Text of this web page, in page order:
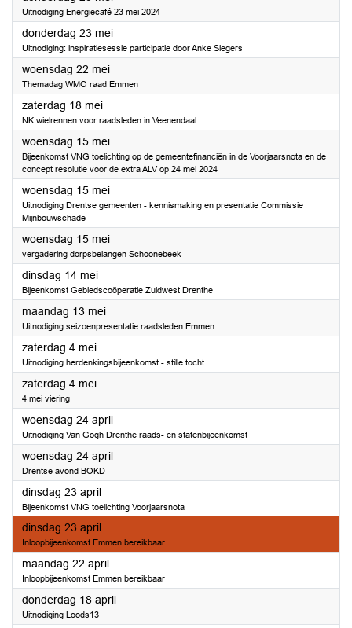
Uitnodiging Energiecafé 23 mei 2024
donderdag 23 mei2024
Uitnodiging: inspiratiesessie participatie door Anke Siegers
woensdag 22 mei2024
Themadag WMO raad Emmen
zaterdag 18 mei2024
NK wielrennen voor raadsleden in Veenendaal
woensdag 15 mei2024
Bijeenkomst VNG toelichting op de gemeentefinanciën in de Voorjaarsnota en de
concept resolutie voor de extra ALV op 24 mei 2024
woensdag 15 mei2024
Uitnodiging Drentse gemeenten - kennismaking en presentatie Commissie
Mijnbouwschade
woensdag 15 mei2024
vergadering dorpsbelangen Schoonebeek
dinsdag 14 mei2024
Bijeenkomst Gebiedscoöperatie Zuidwest Drenthe
maandag 13 mei2024
Uitnodiging seizoenpresentatie raadsleden Emmen
zaterdag 4 mei2024
Uitnodiging herdenkingsbijeenkomst - stille tocht
zaterdag 4 mei2024
4 mei viering
woensdag 24 april2024
Uitnodiging Van Gogh Drenthe raads- en statenbijeenkomst
woensdag 24 april2024
Drentse avond BOKD
dinsdag 23 april2024
Bijeenkomst VNG toelichting Voorjaarsnota
dinsdag 23 april2024
Inloopbijeenkomst Emmen bereikbaar
maandag 22 april2024
Inloopbijeenkomst Emmen bereikbaar
donderdag 18 april2024
Uitnodiging Loods13